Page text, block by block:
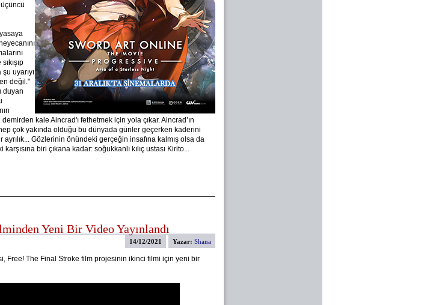
üçüncü
uyarıyı
değil."
duyan
kale Aincrad'ı fethetmek için yola çıkar. Aincrad’ın
çok yakında olduğu bu dünyada günler geçerken kaderini
Gözlerinin önündeki gerçeğin insafına kalmış olsa da
biri çıkana kadar: soğukkanlı kılıç ustası Kirito...
Yeni Bir Video Yayınlandı
Yazar: Shana
14/12/2021
Free! The Final Stroke film projesinin ikinci filmi için yeni bir